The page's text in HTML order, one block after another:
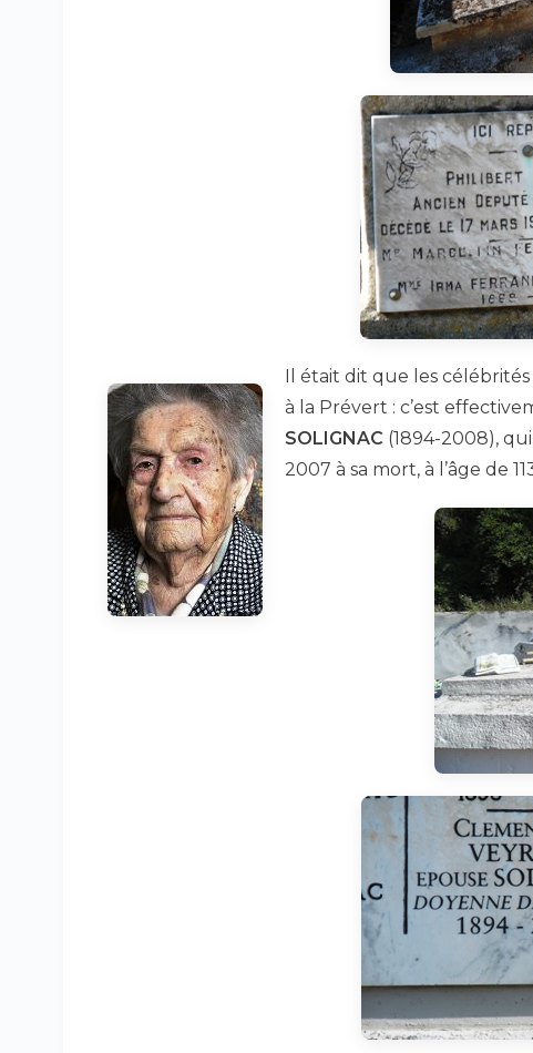
Il était dit que les
à la Prévert : c’est
SOLIGNAC (1894-2008),
2007 à sa mort, à l’âge de